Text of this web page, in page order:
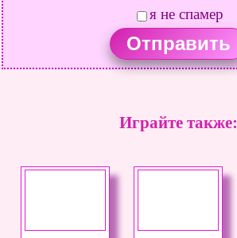
я не спамер
Играйте также: